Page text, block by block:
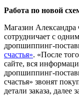
Работа по новой
Магазин
сотрудничает с
дропшиппинг-
счастья». «После
сайте, вся
дропшиппинг-
счастья» звонят
детали заказа, далее